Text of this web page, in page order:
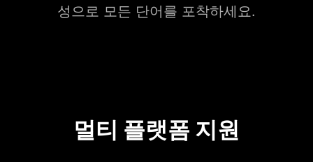
성으로 모든 단어를 포착하세요.
멀티 플랫폼 지원